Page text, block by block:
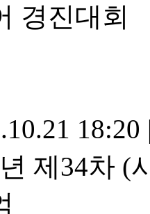
경진대회
18:20
제34차 (